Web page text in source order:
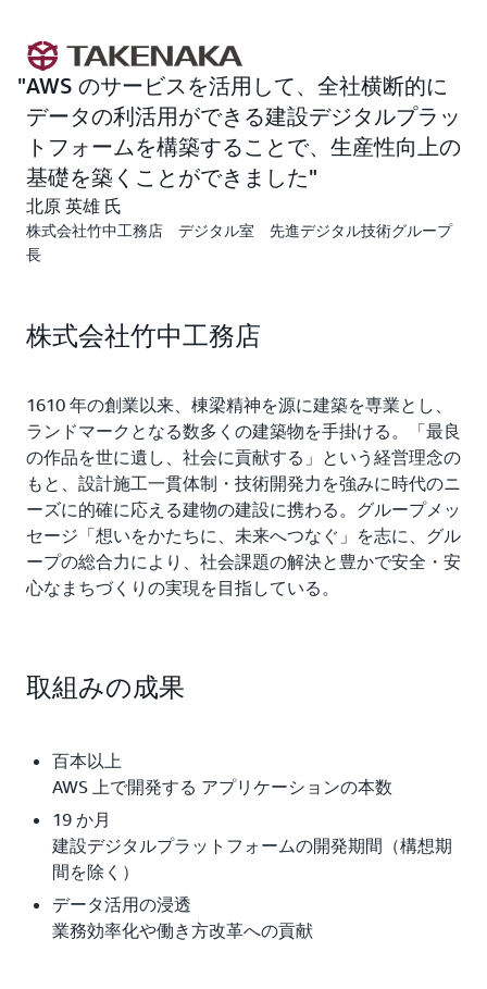
「当社では 2025 年を目処にグループ全体の業務システ
ムをオンプレミスから AWS に移行を進めており、クラ
ウドリフトと建設デジタルプラットフォーム双方の観点
で採用を決めました。既存システムの移行のしやすさ、
市場シェア、クラウドサービスとしての持続性、AI、
IoT、ビッグデータ等のデジタルトランスフォーメーシ
ョン（DX）に求められる先進サービスの充実度などを
総合的に評価して AWS を採用しました」
ートしました。建設デジタルプラットフォームは、デー
タ基盤と DX のためのアプリケーション群の 2 つで構成
データ基盤は、建設プロセスにおけるプロジェクト業務
や人事・経理など、事業にかかわるすべてのデータを管
理・分析するためのものです。データ収集・蓄積基盤
は、Amazon Simple Storage Service (Amazon S3)、
Amazon Relational Database Service(Amazon RDS)、
AWS Glue を活用。人工知能（AI）基盤には Amazon
SageMaker、ビジネスインテリジェンス（BI）基盤に
IoT 基盤は Amazon Kinesis を利用し、データ収集・蓄
積基盤や AI 基盤とのスムーズな連携を実現していま
「データ基盤は、AWS のマネージドサービスを積極的
に活用し、データ量の増加や機能追加に柔軟に対応でき
るようにしました」（美里氏）
一方のアプリケーション群は、ユーザーがデータを業務
で活用するためのものです。デジタル室が業務部門と連
携しながら試行的に開発を進め、2020 年 9 月頃には一
部をリリースしました。松本氏は「初めて作ったアプリ
AWS のサービスを活用して、全社横断的に
データの利活用ができる建設デジタルプラッ
トフォームを構築することで、生産性向上の
基礎を築くことができました
北原 英雄 氏
株式会社竹中工務店 デジタル室 先進デジタル技術グループ
長
株式会社竹中工務店
1610 年の創業以来、棟梁精神を源に建築を専業とし、
ランドマークとなる数多くの建築物を手掛ける。「最良
の作品を世に遺し、社会に貢献する」という経営理念の
もと、設計施工一貫体制・技術開発力を強みに時代のニ
ーズに的確に応える建物の建設に携わる。グループメッ
セージ「想いをかたちに、未来へつなぐ」を志に、グル
ープの総合力により、社会課題の解決と豊かで安全・安
心なまちづくりの実現を目指している。
取組みの成果
百本以上
AWS 上で開発する アプリケーションの本数
19 か月
建設デジタルプラットフォームの開発期間（構想期
間を除く）
データ活用の浸透
業務効率化や働き方改革への貢献